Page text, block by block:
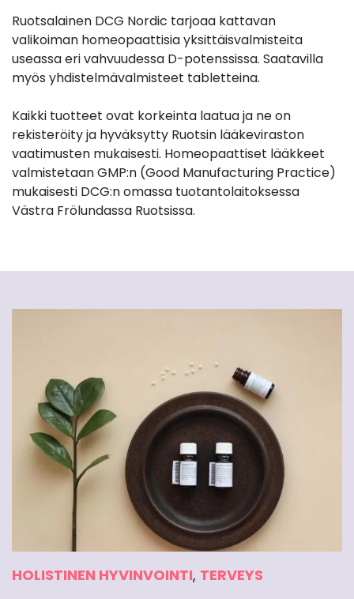
Ruotsalainen DCG Nordic tarjoaa kattavan
valikoiman homeopaattisia yksittäisvalmisteita
useassa eri vahvuudessa D-potenssissa. Saatavilla
myös yhdistelmävalmisteet tabletteina.
Kaikki tuotteet ovat korkeinta laatua ja ne on
rekisteröity ja hyväksytty Ruotsin lääkeviraston
vaatimusten mukaisesti. Homeopaattiset lääkkeet
valmistetaan GMP:n (Good Manufacturing Practice)
mukaisesti DCG:n omassa tuotantolaitoksessa
Västra Frölundassa Ruotsissa.
HOLISTINEN HYVINVOINTI, TERVEYS